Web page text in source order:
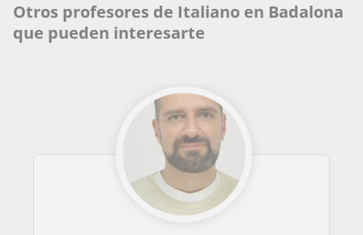
Otros profesores de Italiano en Badalona
que pueden interesarte